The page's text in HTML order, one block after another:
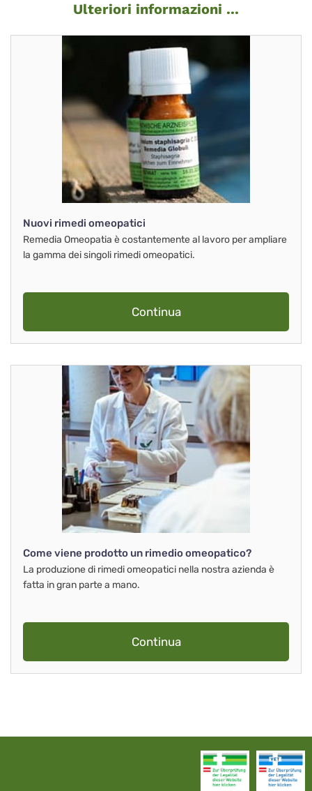
Ulteriori informazioni ...
Nuovi rimedi omeopatici
Remedia Omeopatia è costantemente al lavoro per ampliare
la gamma dei singoli rimedi omeopatici.
Continua
Come viene prodotto un rimedio omeopatico?
La produzione di rimedi omeopatici nella nostra azienda è
fatta in gran parte a mano.
Continua